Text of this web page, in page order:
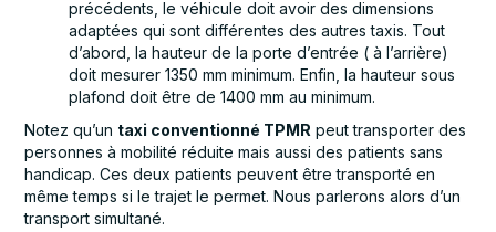
précédents, le véhicule doit avoir des dimensions
adaptées qui sont différentes des autres taxis. Tout
d’abord, la hauteur de la porte d’entrée ( à l’arrière)
doit mesurer 1350 mm minimum. Enfin, la hauteur sous
plafond doit être de 1400 mm au minimum.
Notez qu’un taxi conventionné TPMR peut transporter des
personnes à mobilité réduite mais aussi des patients sans
handicap. Ces deux patients peuvent être transporté en
même temps si le trajet le permet. Nous parlerons alors d’un
transport simultané.